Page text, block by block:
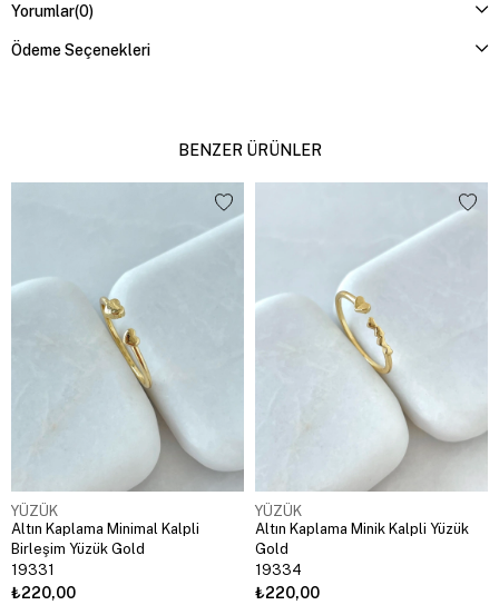
Yorumlar(0)
Ödeme Seçenekleri
BENZER ÜRÜNLER
YÜZÜK
Altın Kaplama Minimal Kalpli
Birleşim Yüzük Gold
19331
₺220,00
YÜZÜK
Altın Kaplama Minik Kalpli Yüzük
Gold
19334
₺220,00